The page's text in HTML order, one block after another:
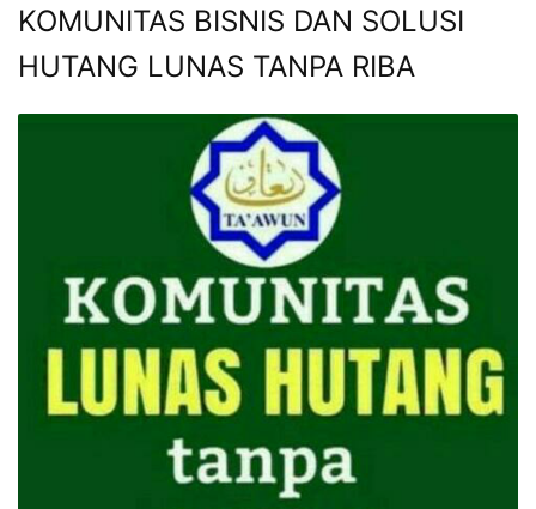
KOMUNITAS BISNIS DAN SOLUSI
HUTANG LUNAS TANPA RIBA